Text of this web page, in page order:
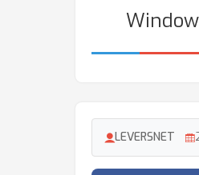
LEVERSNET